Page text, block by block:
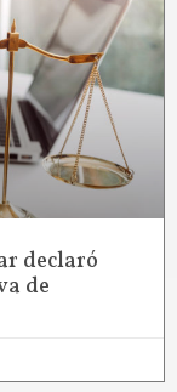
declaró
de